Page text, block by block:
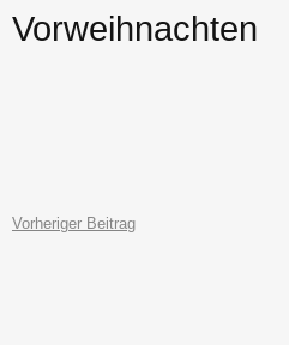
Vorweihnachten
Vorheriger Beitrag